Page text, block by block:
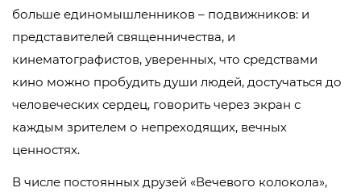
больше единомышленников – подвижников: и
представителей священничества, и
кинематографистов, уверенных, что средствами
кино можно пробудить души людей, достучаться до
человеческих сердец, говорить через экран с
каждым зрителем о непреходящих, вечных
ценностях.
В числе постоянных друзей «Вечевого колокола»,